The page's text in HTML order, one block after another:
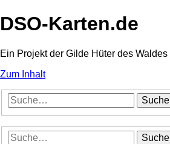
DSO-Karten.de
Ein Projekt der Gilde Hüter des Waldes
Zum Inhalt
Suche
Suche